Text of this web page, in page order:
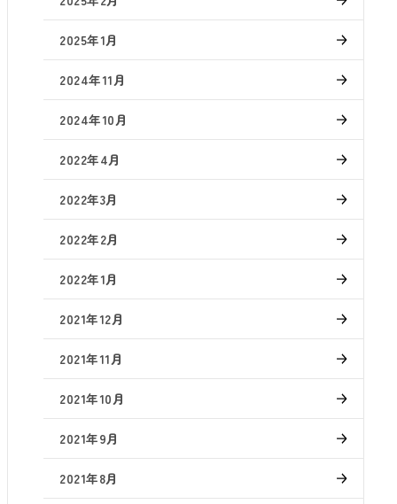
2025年1月
2024年11月
2024年10月
2022年4月
2022年3月
2022年2月
2022年1月
2021年12月
2021年11月
2021年10月
2021年9月
2021年8月